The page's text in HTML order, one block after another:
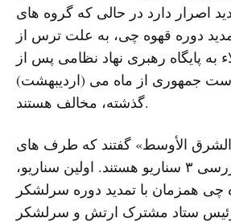
اصرار دارد در حالی که گروه های
دوره قهوه چی، به علت ترس از
پایگاه رهبری نهاد نظامی پس از
جمهوری از ماه می (اردیبهشت)
گذشته، مخالف هستند.
«الشرق الأوسط» گفتند که طرف های
سیاسی در حال بررسی ۳ سناریو هستند. اولین سناریو،
چی همزمان با تمدید دوره سرلشکر
ستاد مشترک ارتش و سرلشکر